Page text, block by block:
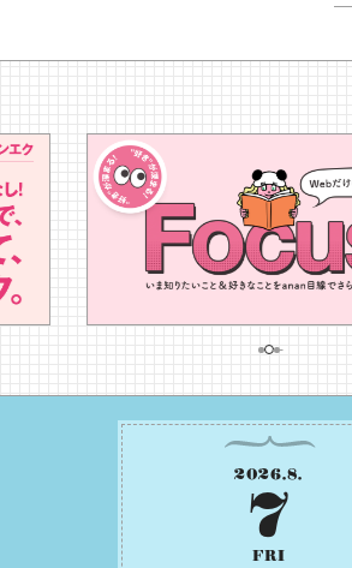
2026.8.
7
FRI